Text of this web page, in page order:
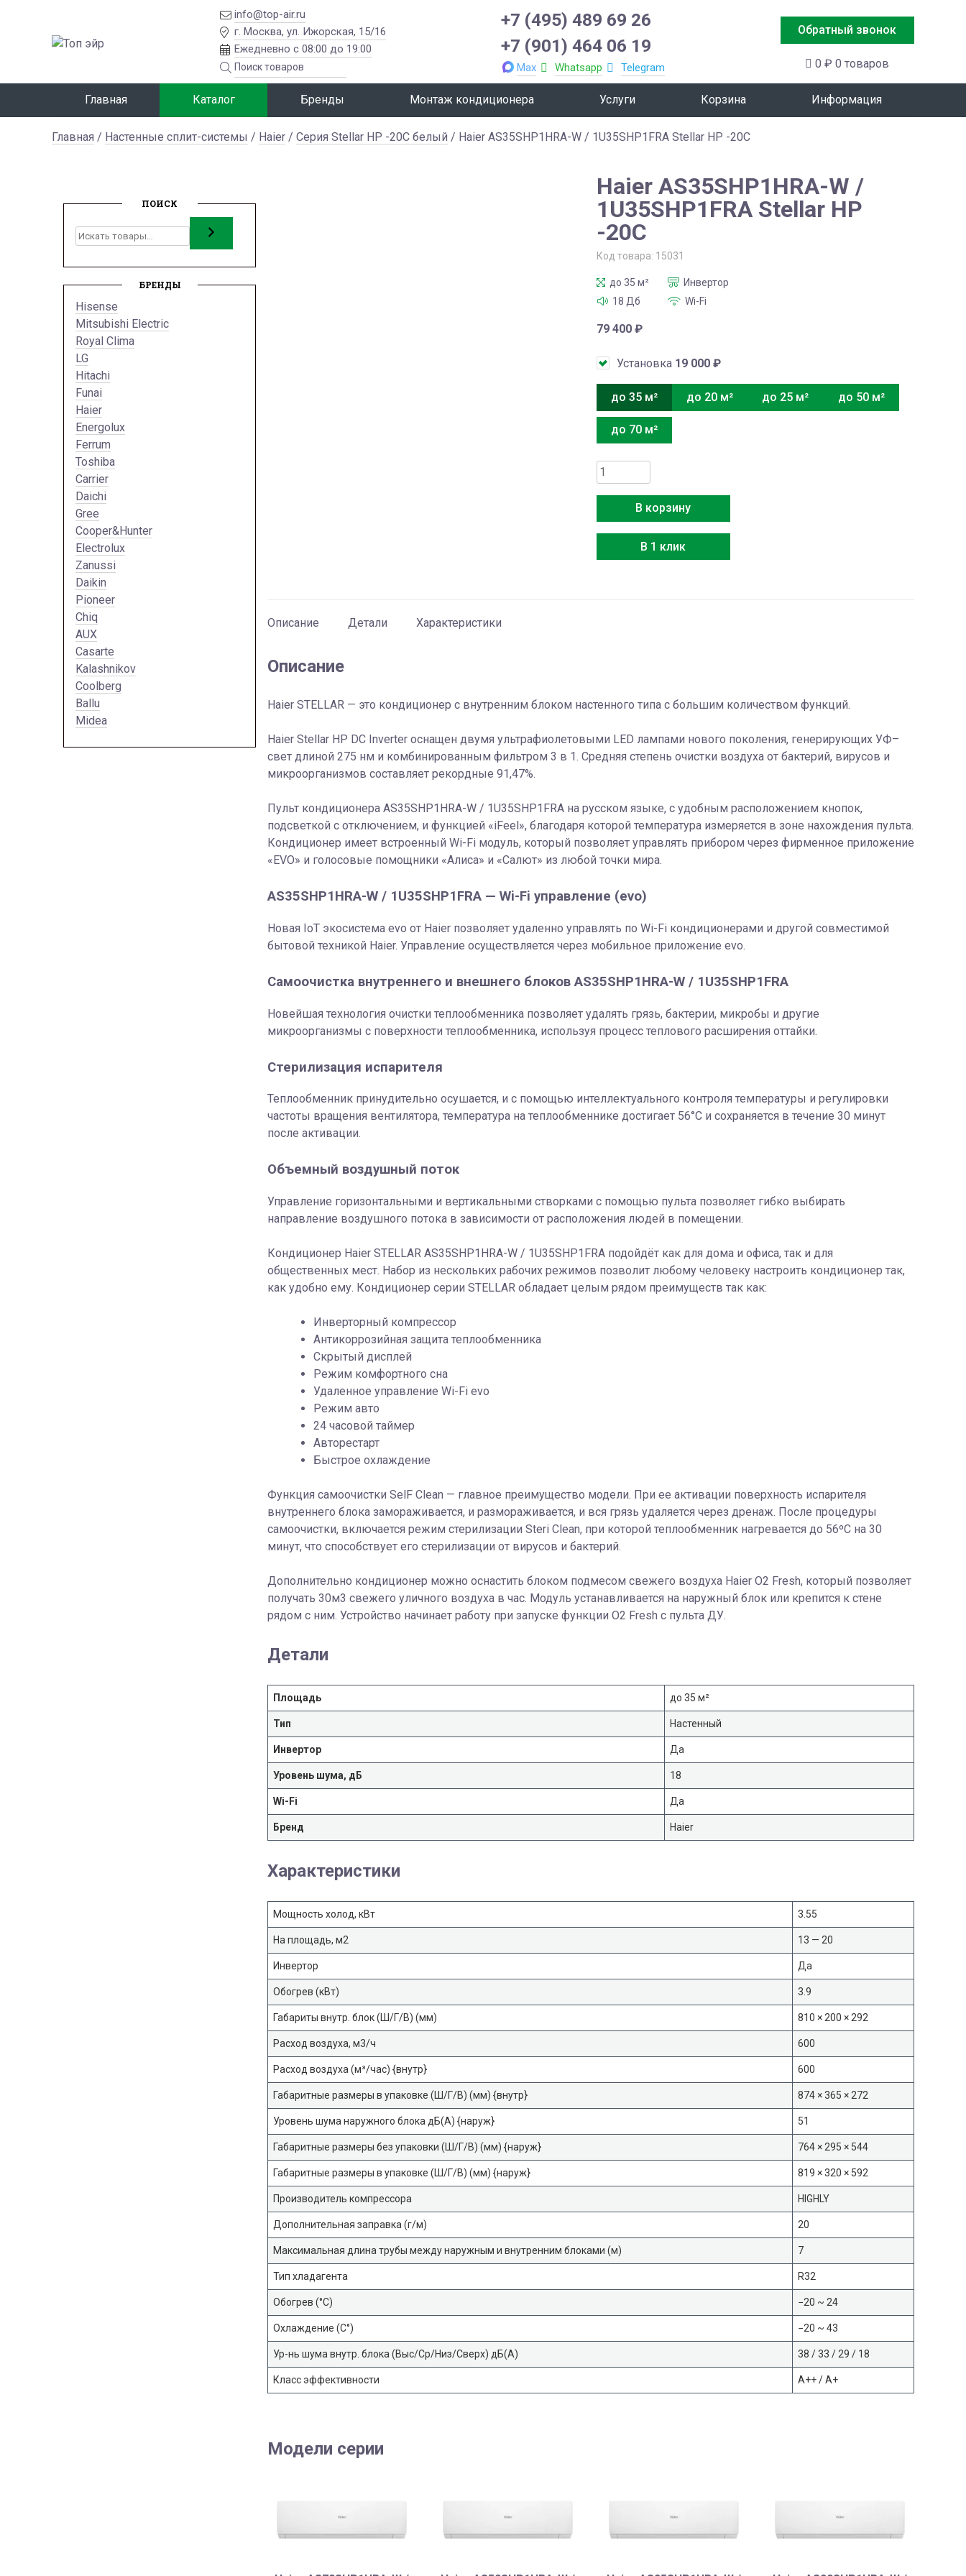
info@top-air.ru
г. Москва, ул. Ижорская, 15/16
Ежедневно с 08:00 до 19:00
+7 (495) 489 69 26
+7 (901) 464 06 19
Max Whatsapp Telegram
Обратный звонок
0 ₽ 0 товаров
Главная Каталог Бренды Монтаж кондиционера Услуги Корзина Информация
Главная / Настенные сплит-системы / Haier / Серия Stellar HP -20C белый / Haier AS35SHP1HRA-W / 1U35SHP1FRA Stellar HP -20C
Haier AS35SHP1HRA-W /
1U35SHP1FRA Stellar HP
-20C
Код товара: 15031
до 35 м²
Инвертор
18 Дб
Wi-Fi
79 400 ₽
Установка 19 000 ₽
до 35 м² до 20 м² до 25 м² до 50 м²
до 70 м²
Количество
товара
AS35SHP1HRA-
W
В корзину
В 1 клик
Описание Детали Характеристики
Описание
Haier STELLAR — это кондиционер с внутренним блоком настенного типа с большим количеством функций.
Haier Stellar HP DC Inverter оснащен двумя ультрафиолетовыми LED лампами нового поколения, генерирующих УФ–
свет длиной 275 нм и комбинированным фильтром 3 в 1. Средняя степень очистки воздуха от бактерий, вирусов и
микроорганизмов составляет рекордные 91,47%.
Пульт кондиционера AS35SHP1HRA-W / 1U35SHP1FRA на русском языке, с удобным расположением кнопок,
подсветкой с отключением, и функцией «iFeel», благодаря которой температура измеряется в зоне нахождения пульта.
Кондиционер имеет встроенный Wi-Fi модуль, который позволяет управлять прибором через фирменное приложение
«EVO» и голосовые помощники «Алиса» и «Салют» из любой точки мира.
AS35SHP1HRA-W / 1U35SHP1FRA — Wi-Fi управление (evo)
Новая IoT экосистема evo от Haier позволяет удаленно управлять по Wi-Fi кондиционерами и другой совместимой
бытовой техникой Haier. Управление осуществляется через мобильное приложение evo.
Самоочистка внутреннего и внешнего блоков AS35SHP1HRA-W / 1U35SHP1FRA
Новейшая технология очистки теплообменника позволяет удалять грязь, бактерии, микробы и другие
микроорганизмы c поверхности теплообменника, используя процесс теплового расширения оттайки.
Стерилизация испарителя
Теплообменник принудительно осушается, и с помощью интеллектуального контроля температуры и регулировки
частоты вращения вентилятора, температура на теплообменнике достигает 56°С и сохраняется в течение 30 минут
после активации.
Объемный воздушный поток
Управление горизонтальными и вертикальными створками с помощью пульта позволяет гибко выбирать
направление воздушного потока в зависимости от расположения людей в помещении.
Кондиционер Haier STELLAR AS35SHP1HRA-W / 1U35SHP1FRA подойдёт как для дома и офиса, так и для
общественных мест. Набор из нескольких рабочих режимов позволит любому человеку настроить кондиционер так,
как удобно ему. Кондиционер серии STELLAR обладает целым рядом преимуществ так как:
Инверторный компрессор
Антикоррозийная защита теплообменника
Скрытый дисплей
Режим комфортного сна
Удаленное управление Wi-Fi evo
Режим авто
24 часовой таймер
Авторестарт
Быстрое охлаждение
Функция самоочистки SelF Clean — главное преимущество модели. При ее активации поверхность испарителя
внутреннего блока замораживается, и размораживается, и вся грязь удаляется через дренаж. После процедуры
самоочистки, включается режим стерилизации Steri Clean, при которой теплообменник нагревается до 56ºС на 30
минут, что способствует его стерилизации от вирусов и бактерий.
Дополнительно кондиционер можно оснастить блоком подмесом свежего воздуха Haier O2 Fresh, который позволяет
получать 30м3 свежего уличного воздуха в час. Модуль устанавливается на наружный блок или крепится к стене
рядом с ним. Устройство начинает работу при запуске функции O2 Fresh с пульта ДУ.
Детали
Площадь до 35 м²
Тип Настенный
Инвертор Да
Уровень шума, дБ 18
Wi-Fi Да
Бренд Haier
Характеристики
Мощность холод, кВт 3.55
На площадь, м2 13 — 20
Инвертор Да
Обогрев (кВт) 3.9
Габариты внутр. блок (Ш/Г/В) (мм) 810 × 200 × 292
Расход воздуха, м3/ч 600
Расход воздуха (м³/час) {внутр} 600
Габаритные размеры в упаковке (Ш/Г/В) (мм) {внутр} 874 × 365 × 272
Уровень шума наружного блока дБ(А) {наруж} 51
Габаритные размеры без упаковки (Ш/Г/В) (мм) {наруж} 764 × 295 × 544
Габаритные размеры в упаковке (Ш/Г/В) (мм) {наруж} 819 × 320 × 592
Производитель компрессора HIGHLY
Дополнительная заправка (г/м) 20
Максимальная длина трубы между наружным и внутренним блоками (м) 7
Тип хладагента R32
Обогрев (°С) −20 ~ 24
Охлаждение (С°) −20 ~ 43
Ур-нь шума внутр. блока (Выс/Ср/Низ/Сверх) дБ(А) 38 / 33 / 29 / 18
Класс эффективности A++ / A+
Модели серии
ПОИСК
Поиск
БРЕНДЫ
Hisense
Mitsubishi Electric
Royal Clima
LG
Hitachi
Funai
Haier
Energolux
Ferrum
Toshiba
Carrier
Daichi
Gree
Cooper&Hunter
Electrolux
Zanussi
Daikin
Pioneer
Chiq
AUX
Casarte
Kalashnikov
Coolberg
Ballu
Midea